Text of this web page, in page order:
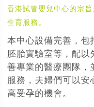
香港試管嬰兒中心的宗
生育服務。
本中心設備完善，包
胚胎實驗室等，配以
善專業的醫療團隊，
服務，夫婦們可以安
高受孕的機會。